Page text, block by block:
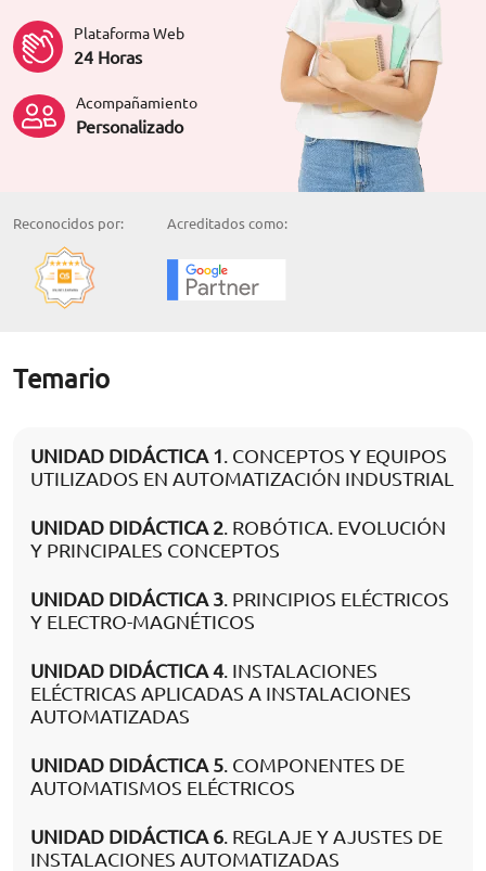
Plataforma Web
24 Horas
Acompañamiento
Personalizado
Reconocidos por: Acreditados como:
Temario
UNIDAD DIDÁCTICA 1 . CONCEPTOS Y EQUIPOS
UTILIZADOS EN AUTOMATIZACIÓN INDUSTRIAL
UNIDAD DIDÁCTICA 2 . ROBÓTICA. EVOLUCIÓN
Y PRINCIPALES CONCEPTOS
UNIDAD DIDÁCTICA 3 . PRINCIPIOS ELÉCTRICOS
Y ELECTRO-MAGNÉTICOS
UNIDAD DIDÁCTICA 4. INSTALACIONES
ELÉCTRICAS APLICADAS A INSTALACIONES
AUTOMATIZADAS
UNIDAD DIDÁCTICA 5 . COMPONENTES DE
AUTOMATISMOS ELÉCTRICOS
UNIDAD DIDÁCTICA 6 . REGLAJE Y AJUSTES DE
INSTALACIONES AUTOMATIZADAS